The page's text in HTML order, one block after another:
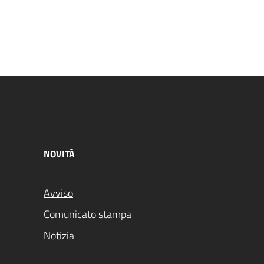
NOVITÀ
Avviso
Comunicato stampa
Notizia